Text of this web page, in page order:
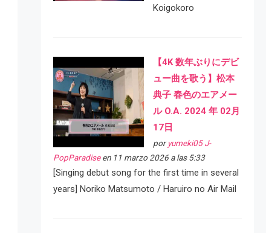
Koigokoro
【4K 数年ぶりにデビ
ュー曲を歌う】松本
典子 春色のエアメー
ル O.A. 2024 年 02月
17日
por yumeki05 J-
PopParadiseen 11 marzo 2026 a las 5:33
[Singing debut song for the first time in several
years] Noriko Matsumoto / Haruiro no Air Mail